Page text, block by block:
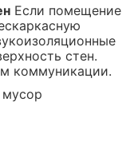
Если помещение
стен.
коммуникации.